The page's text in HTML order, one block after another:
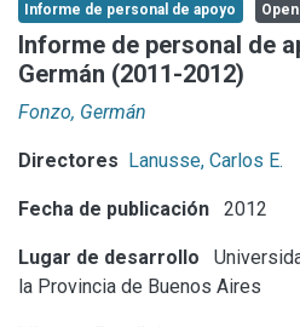
Aportar material
Statistics
Informe de personal de apoyo
Informe de personal de
Germán (2011-2012)
Fonzo, Germán
Directores Lanusse, Carlos E.
Fecha de publicación 2012
Lugar de desarrollo
la Provincia de Buenos Aires